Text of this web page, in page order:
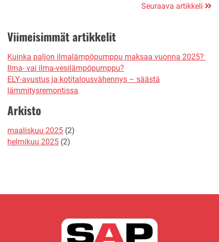
Seuraava artikkeli
Viimeisimmät artikkelit
Kuinka paljon ilmalämpöpumppu maksaa vuonna 2025?
Ilma- vai ilma-vesilämpöpumppu?
ELY-avustus ja kotitalousvähennys – säästä
lämmitysremontissa
Arkisto
maaliskuu 2025 (2)
helmikuu 2025 (2)